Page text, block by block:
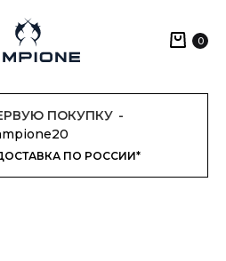
0
ПОКУПКУ
ПО РОССИИ*